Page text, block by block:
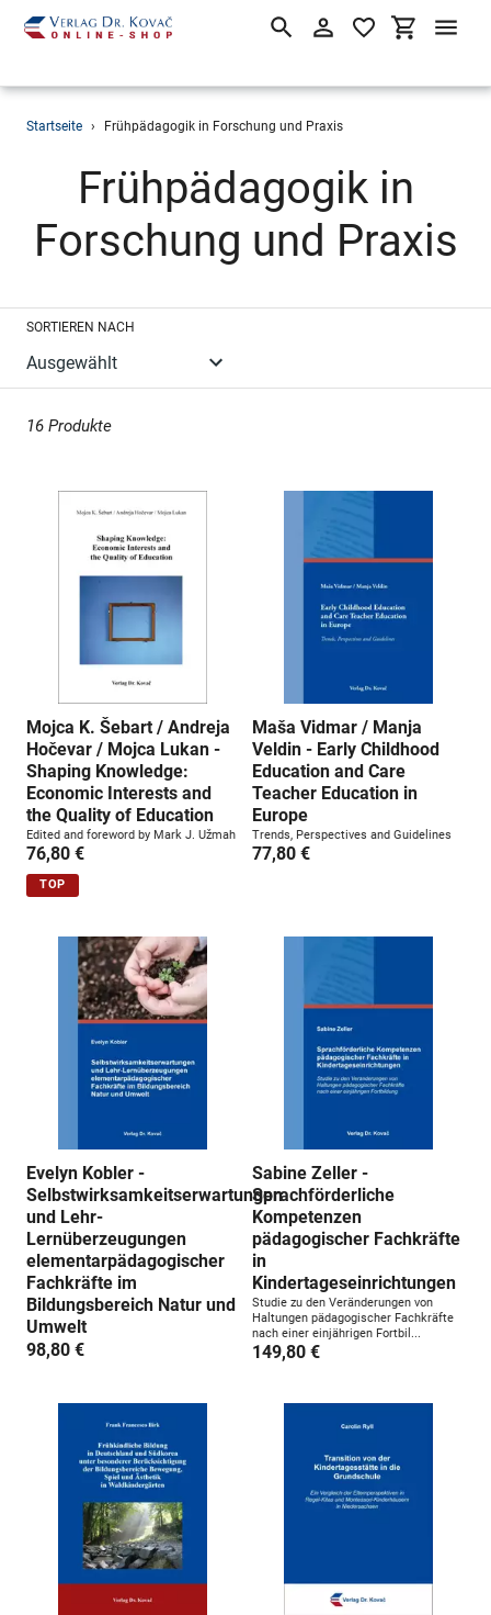
Direkt
SuchenEinloggen
Startseite › Frühpädagogik in Forschung und Praxis
S
a
m
l
n
g
:
Frühpädagogik in
Forschung und Praxis
SORTIEREN NACH
16 Produkte
Mojca K. Šebart / Andreja
Hočevar / Mojca Lukan -
Shaping Knowledge:
Economic Interests and
the Quality of Education
Edited and foreword by Mark J. Užmah
76,80 €
TOP
Maša Vidmar / Manja
Veldin - Early Childhood
Education and Care
Teacher Education in
Europe
Trends, Perspectives and Guidelines
77,80 €
Evelyn Kobler -
Selbstwirksamkeitserwartungen
und Lehr-
Lernüberzeugungen
elementarpädagogischer
Fachkräfte im
Bildungsbereich Natur und
Umwelt
98,80 €
Sabine Zeller -
Sprachförderliche
Kompetenzen
pädagogischer Fachkräfte
in
Kindertageseinrichtungen
Studie zu den Veränderungen von
Haltungen pädagogischer Fachkräfte
nach einer einjährigen Fortbil...
149,80 €